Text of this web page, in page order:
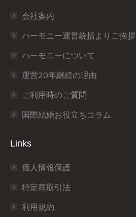
new
window
new
window
new
windowwindowwindowwindow
会社案内
ハーモニー運営統括よりご挨拶
ハーモニーについて
運営20年継続の理由
ご利用時のご質問
国際結婚お役立ちコラム
Links
個人情報保護
特定商取引法
利用規約